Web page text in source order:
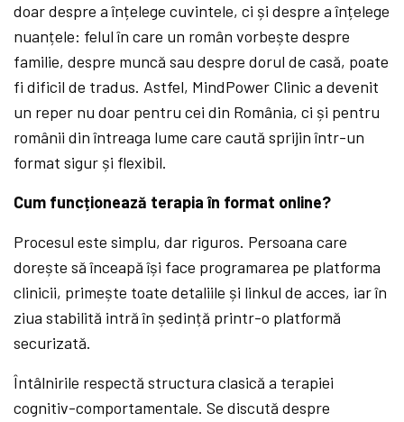
doar despre a înțelege cuvintele, ci și despre a înțelege
nuanțele: felul în care un român vorbește despre
familie, despre muncă sau despre dorul de casă, poate
fi dificil de tradus. Astfel, MindPower Clinic a devenit
un reper nu doar pentru cei din România, ci și pentru
românii din întreaga lume care caută sprijin într-un
format sigur și flexibil.
Cum funcționează terapia în format online?
Procesul este simplu, dar riguros. Persoana care
dorește să înceapă își face programarea pe platforma
clinicii, primește toate detaliile și linkul de acces, iar în
ziua stabilită intră în ședință printr-o platformă
securizată.
Întâlnirile respectă structura clasică a terapiei
cognitiv-comportamentale. Se discută despre